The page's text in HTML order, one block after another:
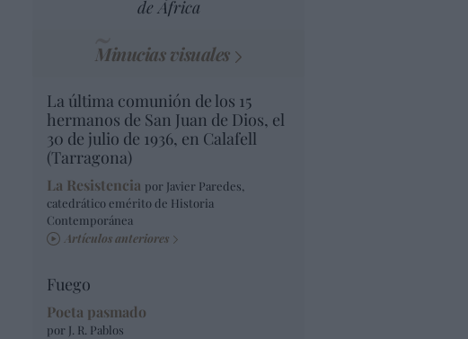
de África
Minucias visuales
La última comunión de los 15
hermanos de San Juan de Dios, el
30 de julio de 1936, en Calafell
(Tarragona)
La Resistencia por Javier Paredes,
catedrático emérito de Historia
Contemporánea
Artículos anteriores
Fuego
Poeta pasmado
por J. R. Pablos